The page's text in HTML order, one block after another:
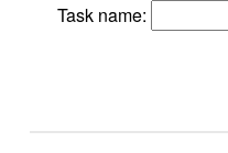
Task name: